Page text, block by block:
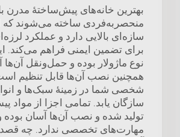
بهترین خانه‌های پیش‌ساختهٔ مدرن
منحصربه‌فردی ساخته می‌شوند که
سازه‌ای بالایی دارد و عملکرد
برای تضمین ایمنی فراهم می‌کند.
نوع ماژولار بوده و حمل‌ونقل
همچنین نصب آن‌ها قابل تنظیم است
شخصی شما در زمینهٔ سبک‌ها و
سازگان یابد. تمامی اجزا از مواد
تولید شده و نصب آن‌ها آسان بوده
مهارت‌های تخصصی ندارد. چه قصد